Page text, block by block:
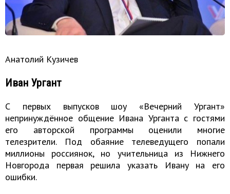
Анатолий Кузичев
Иван Ургант
С первых выпусков шоу «Вечерний Ургант»
непринуждённое общение Ивана Урганта с гостями
его авторской программы оценили многие
телезрители. Под обаяние телеведущего попали
миллионы россиянок, но учительница из Нижнего
Новгорода первая решила указать Ивану на его
ошибки.